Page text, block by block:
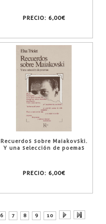
PRECIO: 6,00€
Recuerdos sobre Maiakovski.
Y una selección de poemas
PRECIO: 6,00€
6 7 8 9 10